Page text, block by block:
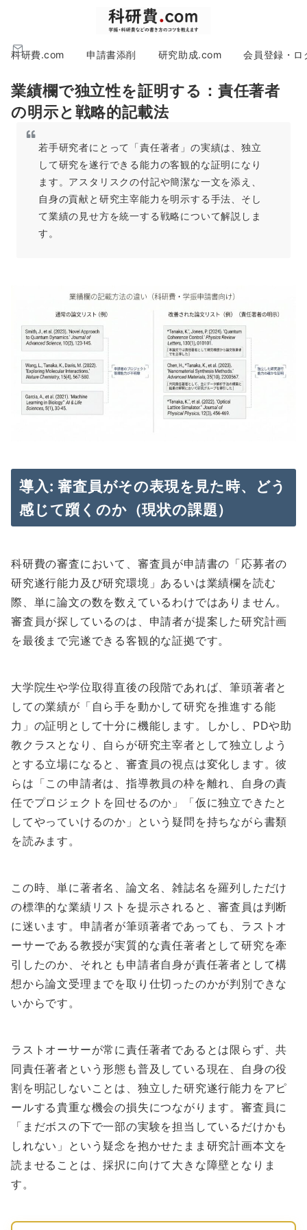
科研費.com 申請書添削 研究助成.com 会員登録・ロ
業績欄で独立性を証明する：責任著者
の明示と戦略的記載法
若手研究者にとって「責任著者」の実績は、独立
して研究を遂行できる能力の客観的な証明になり
ます。アスタリスクの付記や簡潔な一文を添え、
自身の貢献と研究主宰能力を明示する手法、そし
て業績の見せ方を統一する戦略について解説しま
す。
導入: 審査員がその表現を見た時、どう
感じて躓くのか（現状の課題）
科研費の審査において、審査員が申請書の「応募者の
研究遂行能力及び研究環境」あるいは業績欄を読む
際、単に論文の数を数えているわけではありません。
審査員が探しているのは、申請者が提案した研究計画
を最後まで完遂できる客観的な証拠です。
大学院生や学位取得直後の段階であれば、筆頭著者と
しての業績が「自ら手を動かして研究を推進する能
力」の証明として十分に機能します。しかし、PDや助
教クラスとなり、自らが研究主宰者として独立しよう
とする立場になると、審査員の視点は変化します。彼
らは「この申請者は、指導教員の枠を離れ、自身の責
任でプロジェクトを回せるのか」「仮に独立できたと
してやっていけるのか」という疑問を持ちながら書類
を読みます。
この時、単に著者名、論文名、雑誌名を羅列しただけ
の標準的な業績リストを提示されると、審査員は判断
に迷います。申請者が筆頭著者であっても、ラストオ
ーサーである教授が実質的な責任著者として研究を牽
引したのか、それとも申請者自身が責任著者として構
想から論文受理までを取り仕切ったのかが判別できな
いからです。
ラストオーサーが常に責任著者であるとは限らず、共
同責任著者という形態も普及している現在、自身の役
割を明記しないことは、独立した研究遂行能力をアピ
ールする貴重な機会の損失につながります。審査員に
「まだボスの下で一部の実験を担当しているだけかも
しれない」という疑念を抱かせたまま研究計画本文を
読ませることは、採択に向けて大きな障壁となりま
す。